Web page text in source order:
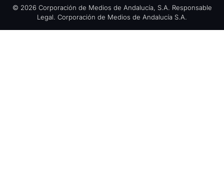
© 2026 Corporación de Medios de Andalucía, S.A. Responsable
Legal. Corporación de Medios de Andalucía S.A.